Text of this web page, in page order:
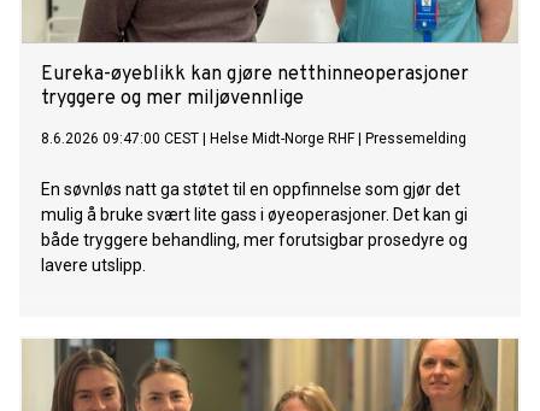
Eureka-øyeblikk kan gjøre netthinneoperasjoner
tryggere og mer miljøvennlige
8.6.2026 09:47:00 CEST Helse Midt-Norge RHF| Pressemelding
En søvnløs natt ga støtet til en oppfinnelse som gjør det
mulig å bruke svært lite gass i øyeoperasjoner. Det kan gi
både tryggere behandling, mer forutsigbar prosedyre og
lavere utslipp.